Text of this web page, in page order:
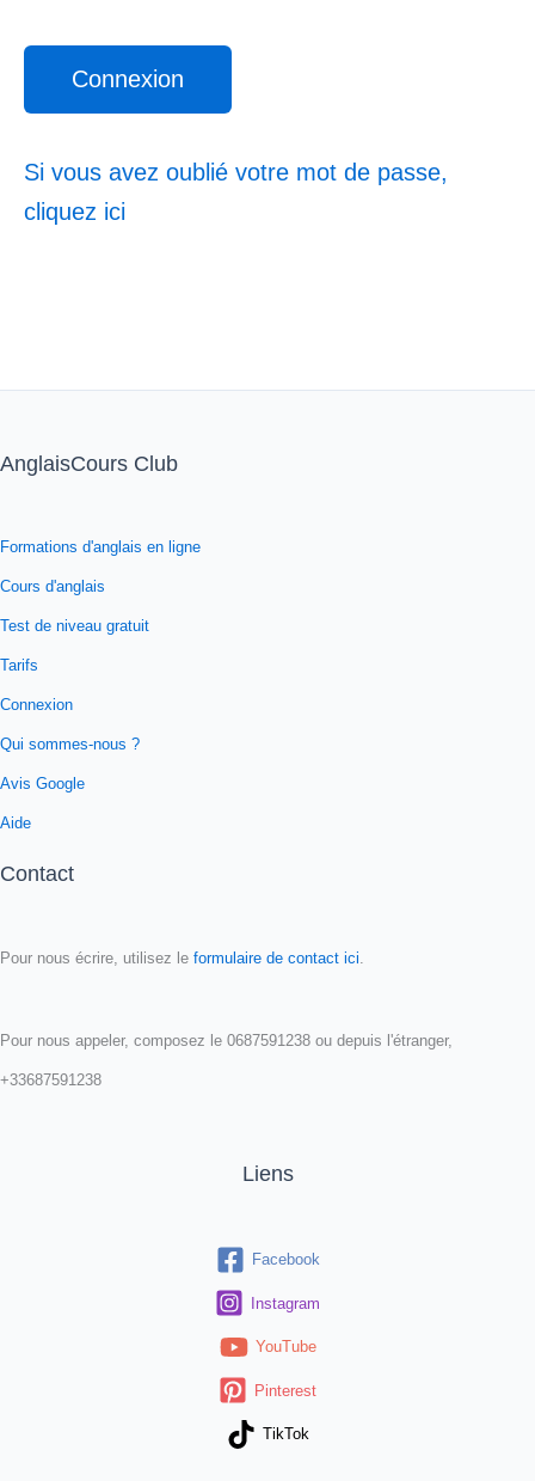
Si vous avez oublié votre mot de passe,
cliquez ici
AnglaisCours Club
Formations d'anglais en ligne
Cours d'anglais
Test de niveau gratuit
Tarifs
Connexion
Qui sommes-nous ?
Avis Google
Aide
Contact
Pour nous écrire, utilisez le formulaire de contact ici
Pour nous appeler, composez le 0687591238 ou depuis l'étranger,
+33687591238
Liens
Facebook
Instagram
YouTube
Pinterest
TikTok